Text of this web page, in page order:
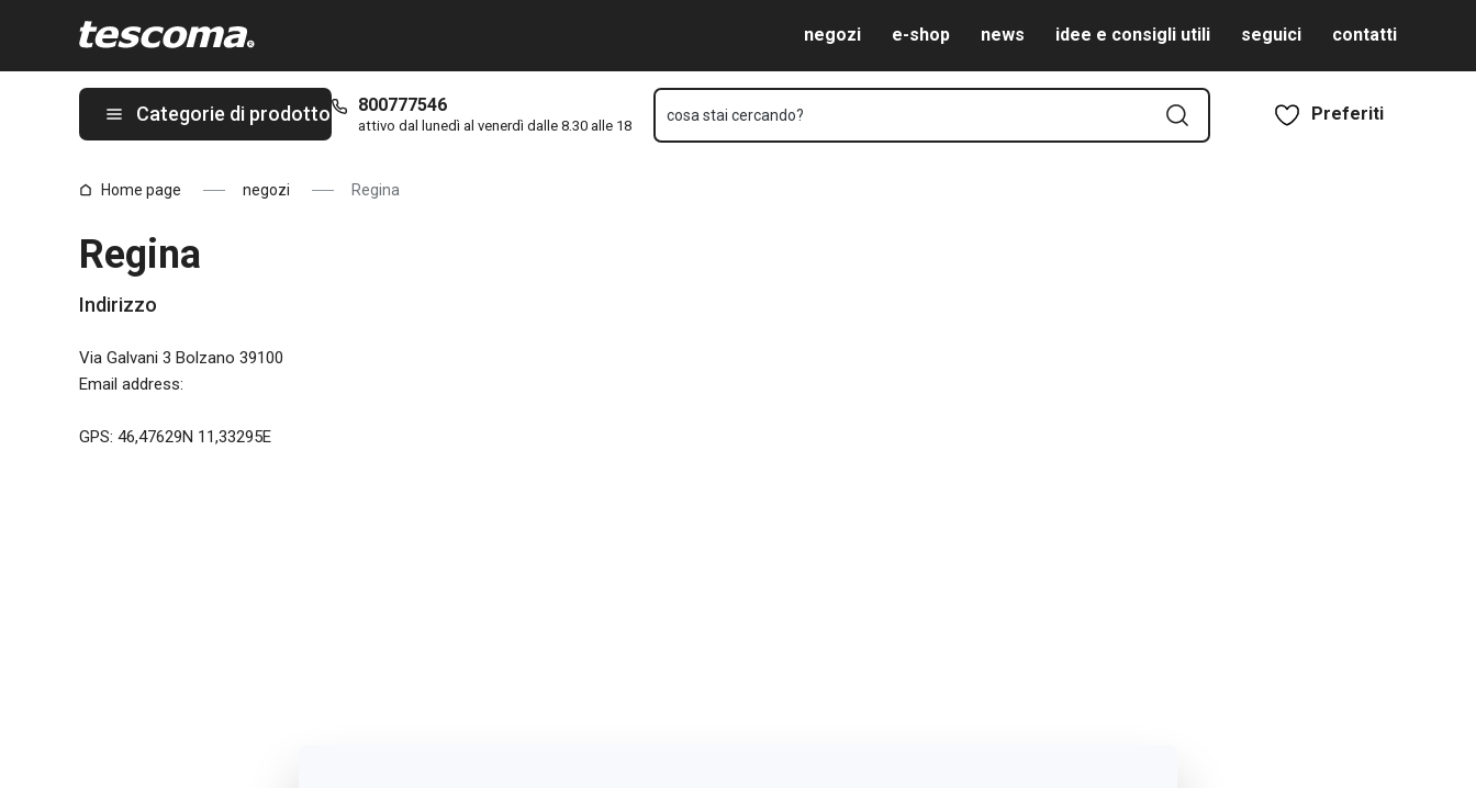
negozi e-shop news idee e consigli utili seguici contatti
Categorie di prodotto 800777546
attivo dal lunedì al venerdì dalle 8.30 alle 18
cosa stai cercando? Preferiti
Home page negozi Regina
Regina
Indirizzo
Via Galvani 3 Bolzano 39100
Email address:
GPS: 46,47629N 11,33295E